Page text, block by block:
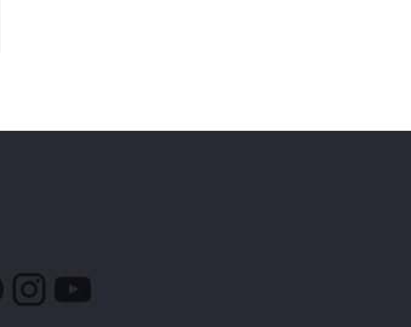
Instagram
YouTube